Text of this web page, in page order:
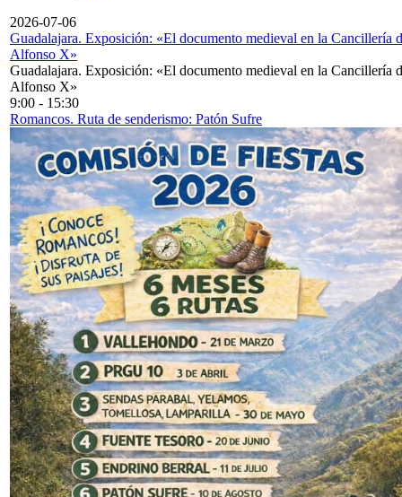
2026-07-06
Guadalajara. Exposición: «El documento medieval en la Cancillería
Alfonso X»
Guadalajara. Exposición: «El documento medieval en la Cancillería
Alfonso X»
9:00 - 15:30
Romancos. Ruta de senderismo: Patón Sufre